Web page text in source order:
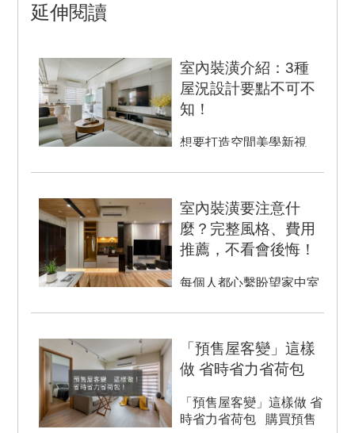
延伸閱讀
室內裝潢介紹：3種
屋況設計要點不可不
知！
想要打造空間美學新視
可忽略。首先要先了解居
的規劃，...
室內裝潢要注意什
麼？完整風格、費用
推薦，不看會後悔！
每個人都心繫盼望家中室
於家的想像要求。於是，
薦案例...
「預售屋客變」這樣
做 省時省力省荷包
「預售屋客變」這樣做 省
時省力省荷包 購買預售